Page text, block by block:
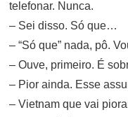
telefonar. Nunca.
– Sei disso. Só que…
– “Só que” nada, pô.
– Ouve, primeiro. É
– Pior ainda. Esse
– Vietnam que vai